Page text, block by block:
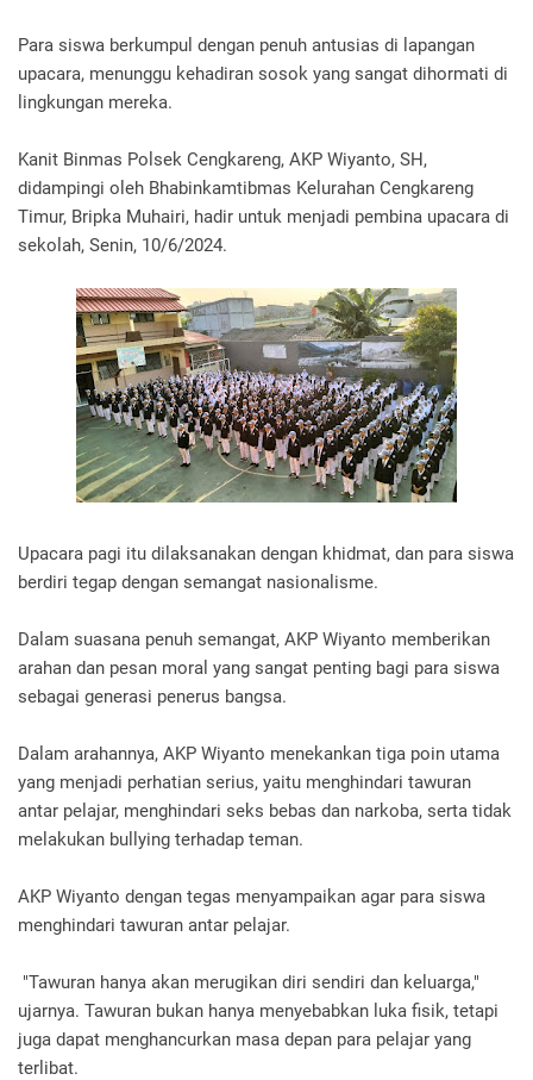
Para siswa berkumpul dengan penuh antusias di lapangan
upacara, menunggu kehadiran sosok yang sangat dihormati di
lingkungan mereka.
Kanit Binmas Polsek Cengkareng, AKP Wiyanto, SH,
didampingi oleh Bhabinkamtibmas Kelurahan Cengkareng
Timur, Bripka Muhairi, hadir untuk menjadi pembina upacara di
sekolah, Senin, 10/6/2024.
Upacara pagi itu dilaksanakan dengan khidmat, dan para siswa
berdiri tegap dengan semangat nasionalisme.
Dalam suasana penuh semangat, AKP Wiyanto memberikan
arahan dan pesan moral yang sangat penting bagi para siswa
sebagai generasi penerus bangsa.
Dalam arahannya, AKP Wiyanto menekankan tiga poin utama
yang menjadi perhatian serius, yaitu menghindari tawuran
antar pelajar, menghindari seks bebas dan narkoba, serta tidak
melakukan bullying terhadap teman.
AKP Wiyanto dengan tegas menyampaikan agar para siswa
menghindari tawuran antar pelajar.
"Tawuran hanya akan merugikan diri sendiri dan keluarga,"
ujarnya. Tawuran bukan hanya menyebabkan luka fisik, tetapi
juga dapat menghancurkan masa depan para pelajar yang
terlibat.